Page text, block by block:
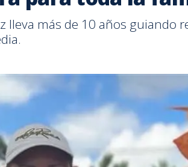
lleva más de 10 años